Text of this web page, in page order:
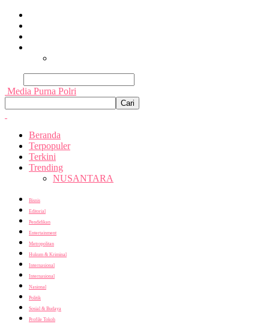
Media Purna Polri
Beranda
Terpopuler
Terkini
Trending
NUSANTARA
Bisnis
Editorial
Pendidikan
Entertainment
Metropolitan
Hukum & Kriminal
Internasional
Internasional
Nasional
Politik
Sosial & Budaya
Profile Tokoh